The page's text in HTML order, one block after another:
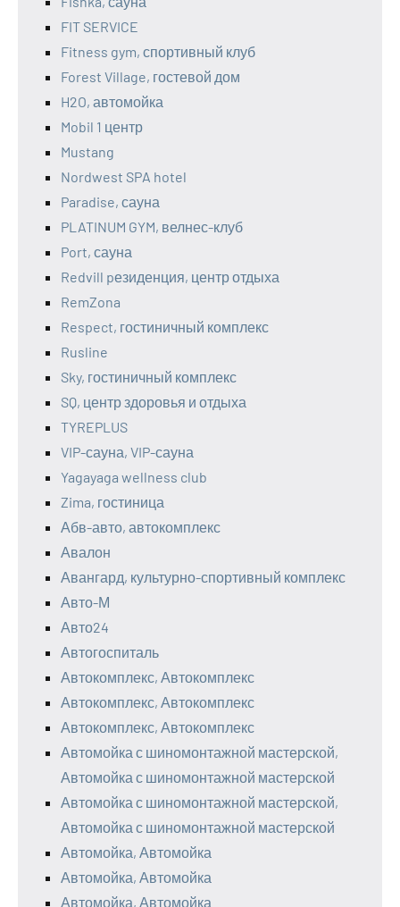
FIT SERVICE
Fitness gym, спортивный клуб
Forest Village, гостевой дом
H2O, автомойка
Mobil 1 центр
Mustang
Nordwest SPA hotel
Paradise, сауна
PLATINUM GYM, велнес-клуб
Port, сауна
Redvill pезиденция, центр отдыха
RemZona
Respect, гостиничный комплекс
Rusline
Sky, гостиничный комплекс
SQ, центр здоровья и отдыха
TYREPLUS
VIP-сауна, VIP-сауна
Yagayaga wellness club
Zima, гостиница
Абв-авто, автокомплекс
Авалон
Авангард, культурно-спортивный комплекс
Авто-М
Авто24
Автогоспиталь
Автокомплекс, Автокомплекс
Автокомплекс, Автокомплекс
Автокомплекс, Автокомплекс
Автомойка с шиномонтажной мастерской,
Автомойка с шиномонтажной мастерской
Автомойка с шиномонтажной мастерской,
Автомойка с шиномонтажной мастерской
Автомойка, Автомойка
Автомойка, Автомойка
Автомойка, Автомойка